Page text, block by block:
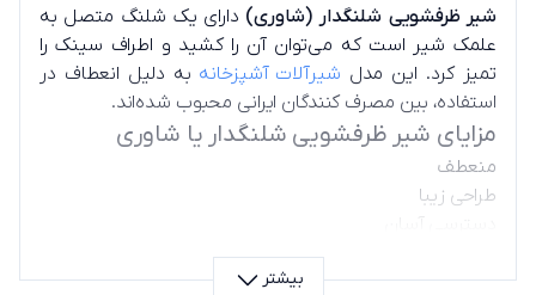
بیشتر
شیر ظرفشویی شلنگدار (شاوری) دارای یک شلنگ متصل به
علمک شیر است که می‌توان آن را کشید و اطراف سینک را
تمیز کرد. این مدل شیرآلات آشپزخانه به دلیل انعطاف در
استفاده، بین مصرف کنندگان ایرانی محبوب شده‌اند.
مزایای شیر ظرفشویی شلنگدار یا شاوری
منعطف
طراحی زیبا
طراحی ارگونومیک